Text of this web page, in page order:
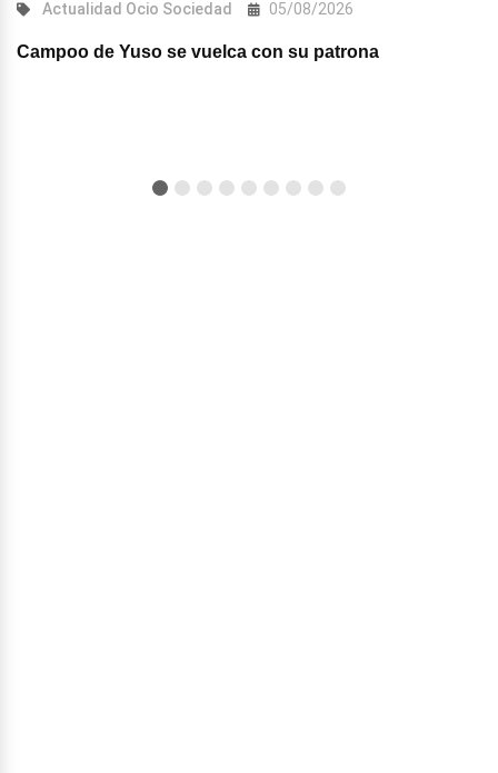
Actualidad Ocio Sociedad 05/08/2026
Campoo de Yuso se vuelca con su patrona